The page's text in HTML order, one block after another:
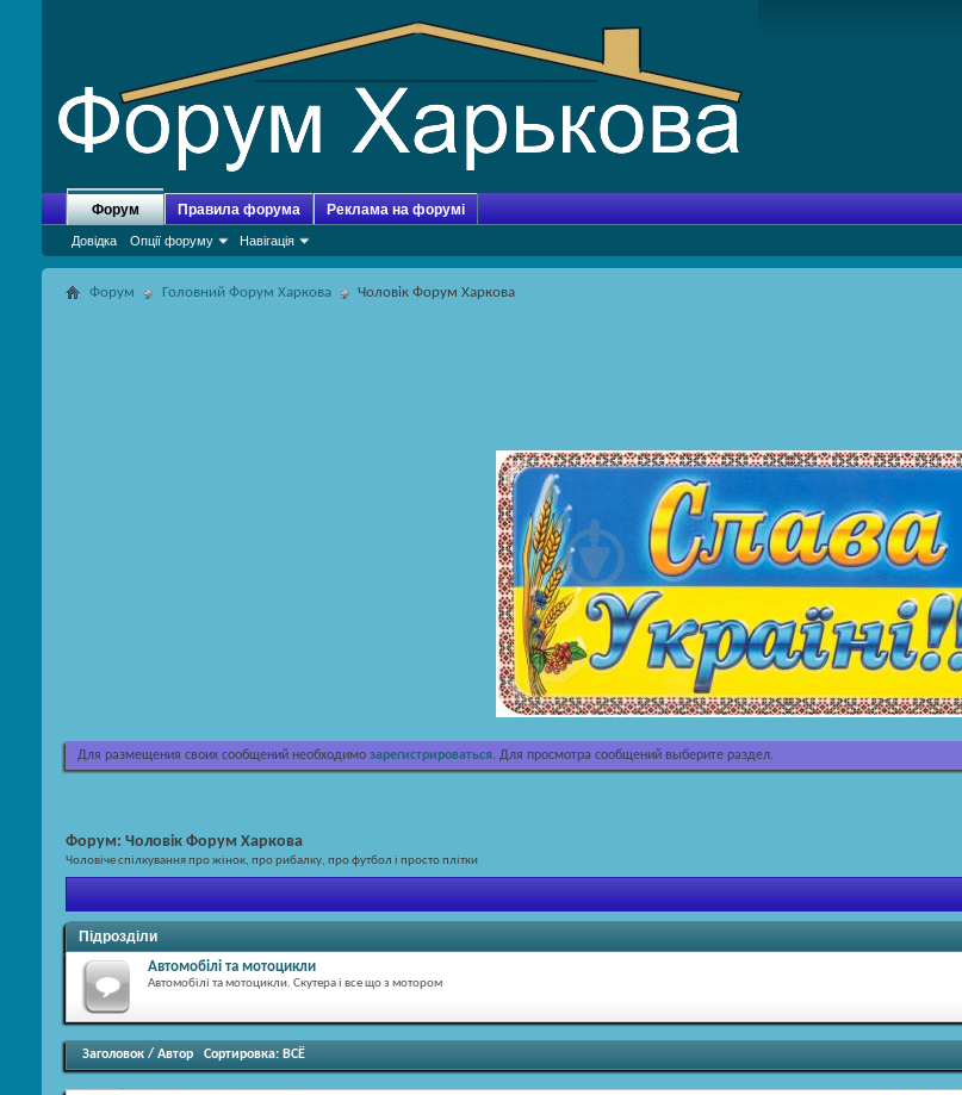
Форум
Довідка Опції форуму Навігація
Правила форума Реклама на форумі
Форум Головний Форум Харкова Чоловік Форум Харкова
Для размещения своих сообщений необходимо зарегистрироваться. Для просмотра сообщений выберите раздел.
Форум: Чоловік Форум Харкова
Чоловіче спілкування про жінок, про рибалку, про футбол і просто плітки
Підрозділи
Автомобілі та мотоцикли
Автомобілі та мотоцикли. Скутера і все що з мотором
Заголовок / Автор Сортировка: ВСЁ